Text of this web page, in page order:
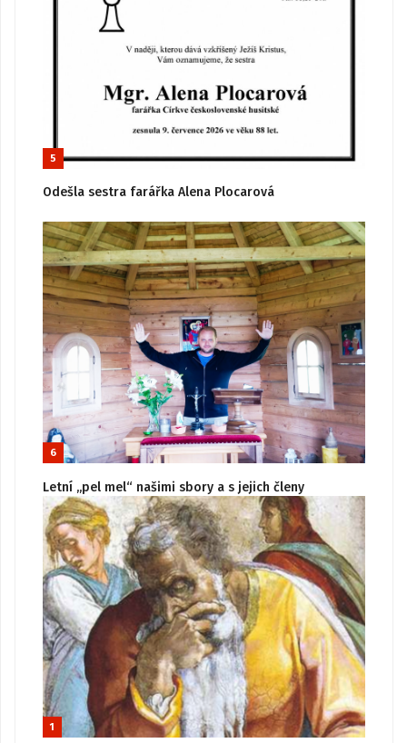
5
Odešla sestra farářka Alena Plocarová
6
Letní „pel mel“ našimi sbory a s jejich členy
1